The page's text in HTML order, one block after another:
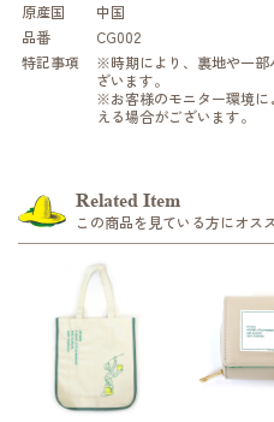
原産国
中国
品番
CG002
特記事項
※時期により、裏地や一部
ざいます。
※お客様のモニター環境に
える場合がございます。
Related Item
この商品を見ている方にオス